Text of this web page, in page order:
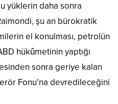
yüklerin daha sonra
şu an bürokratik
el konulması, petrolün
hükûmetinin yaptığı
sonra geriye kalan
Fonu’na devredileceğini